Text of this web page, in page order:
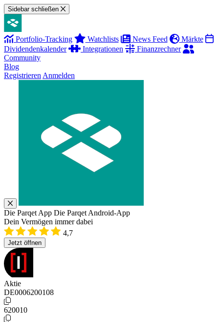
Sidebar schließen
Portfolio-Tracking Watchlists News Feed
Märkte
Dividendenkalender
Integrationen
Finanzrechner
Community
Blog
Registrieren Anmelden
Die Parqet App Die Parqet Android-App
Dein Vermögen immer dabei
4,7
Jetzt öffnen
Aktie
DE0006200108
620010